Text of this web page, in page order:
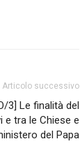
Articolo successivo
3] Le finalità del
e tra le Chiese e
del Papa